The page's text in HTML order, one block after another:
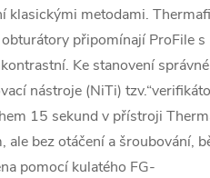
klasickými metodami.
připomínají ProFile s
Ke stanovení
nástroje (NiTi)
15 sekund v přístroji
bez otáčení a šroubování,
pomocí kulatého FG-